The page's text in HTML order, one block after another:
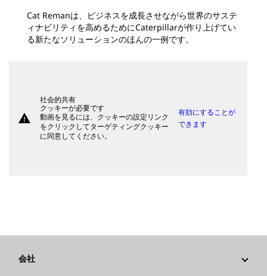
Cat Remanは、ビジネスを成長させながら世界のサステ
ィナビリティを高めるためにCaterpillarが作り上げてい
る新たなソリューションのほんの一例です。
warning
社会的共有
クッキーが必要です
動画を見るには、クッキーの設定リンク
をクリックしてターゲティングクッキー
に同意してください。
有効にすることが
できます
会社